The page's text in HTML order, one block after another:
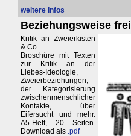
weitere Infos
Beziehungsweise frei
Kritik an Zweierkisten
& Co.
Broschüre mit Texten
zur Kritik an der
Liebes-Ideologie,
Zweierbeziehungen,
der Kategorisierung
zwischenmenschlicher
Kontakte, über
Eifersucht und mehr.
A5-Heft, 20 Seiten.
Download als .pdf